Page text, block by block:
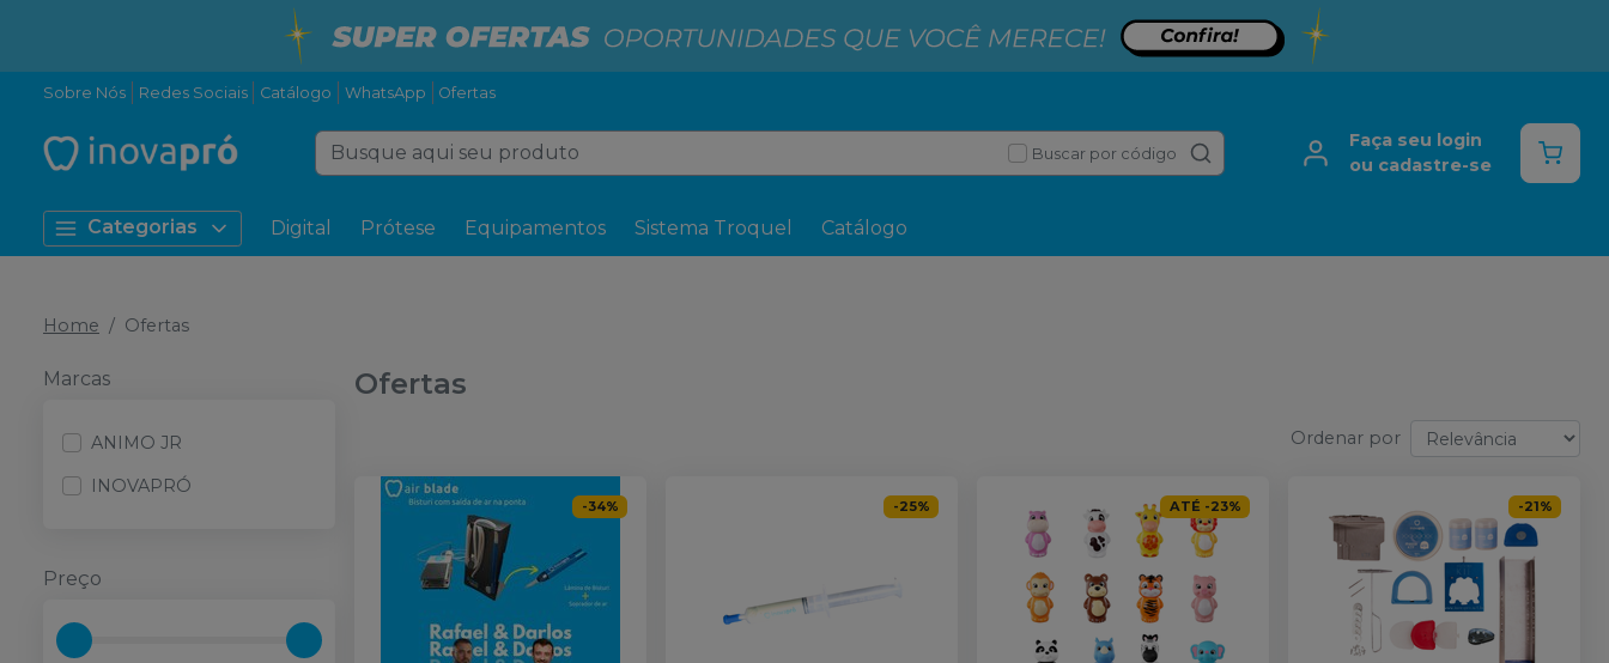
Sobre Nós Redes Sociais Catálogo WhatsApp Ofertas
Buscar por código
Faça seu login
ou cadastre-se
Categorias Digital Prótese Equipamentos Sistema Troquel Catálogo
Home Ofertas
Marcas
ANIMO JR
INOVAPRÓ
Preço
Ofertas
Ordenar por
-34% -25% ATÉ -23% -21%